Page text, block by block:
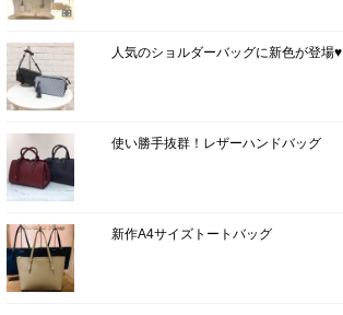
人気のショルダーバッグに新色が登場♥
使い勝手抜群！レザーハンドバッグ
新作A4サイズトートバッグ